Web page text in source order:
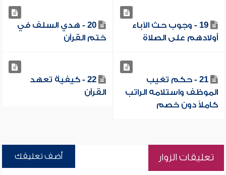
19 - وجوب حث الآباء
أولادهم على الصلاة
20 - هدي السلف في
ختم القرآن
21 - حكم تغيب
الموظف واستلامه الراتب
كاملاً دون خصم
22 - كيفية تعهد
القرآن
تعليقات الزوار أضف تعليقك